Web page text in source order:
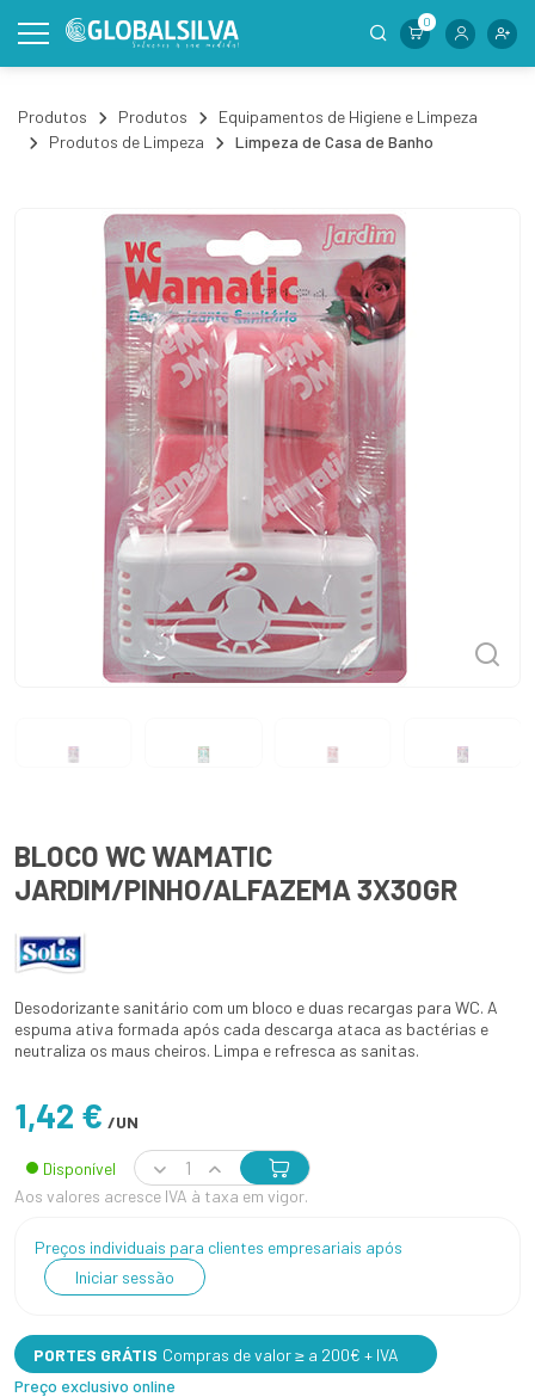
0
Produtos Produtos
Equipamentos de Higiene e Limpeza
Produtos de Limpeza
Limpeza de Casa de Banho
BLOCO WC WAMATIC
JARDIM/PINHO/ALFAZEMA 3X30GR
Desodorizante sanitário com um bloco e duas recargas para WC. A
espuma ativa formada após cada descarga ataca as bactérias e
neutraliza os maus cheiros. Limpa e refresca as sanitas.
1,42 € /UN
Disponível
Aos valores acresce IVA à taxa em vigor.
Preços individuais para clientes empresariais após
Iniciar sessão
PORTES GRÁTIS Compras de valor ≥ a 200€ + IVA
Preço exclusivo online